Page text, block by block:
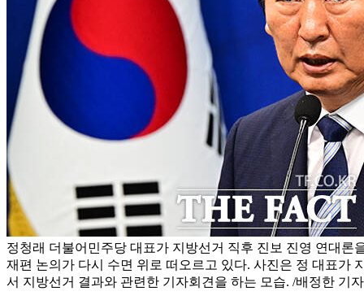
정청래 더불어민주당 대표가 지방선거 직후 진보 진영 연대론
재편 논의가 다시 수면 위로 떠오르고 있다. 사진은 정 대표가
서 지방선거 결과와 관련한 기자회견을 하는 모습. /배정한 기자